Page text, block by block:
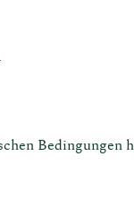
Bedingungen